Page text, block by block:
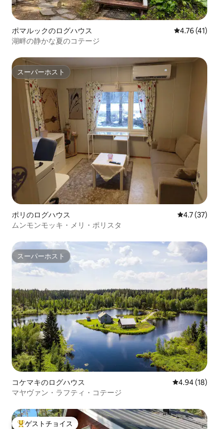
ポマルックのログハウス レビュー41
4.76 (41)
湖畔の静かな夏のコテージ
スーパーホスト
スーパーホスト
ポリのログハウス レビュー37
4.7 (37)
ムンモンモッキ・メリ・ポリスタ
スーパーホスト
スーパーホスト
コケマキのログハウス レビュー18
4.94 (18)
マヤヴァン・ラフティ・コテージ
ゲストチョイス